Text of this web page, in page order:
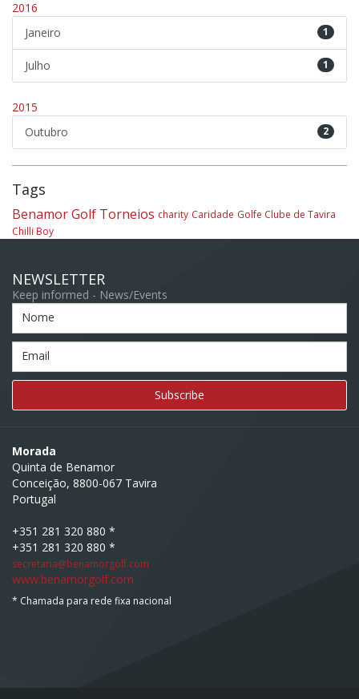
2016
1
Janeiro
1
Julho
2015
2
Outubro
Tags
Benamor Golf Torneios charity Caridade Golfe Clube de Tavira
Chilli Boy
NEWSLETTER
Keep informed - News/Events
Nome
Email
Morada
Quinta de Benamor
Conceição, 8800-067 Tavira
Portugal
+351 281 320 880 *
+351 281 320 880 *
secretaria@benamorgolf.com
www.benamorgolf.com
* Chamada para rede fixa nacional